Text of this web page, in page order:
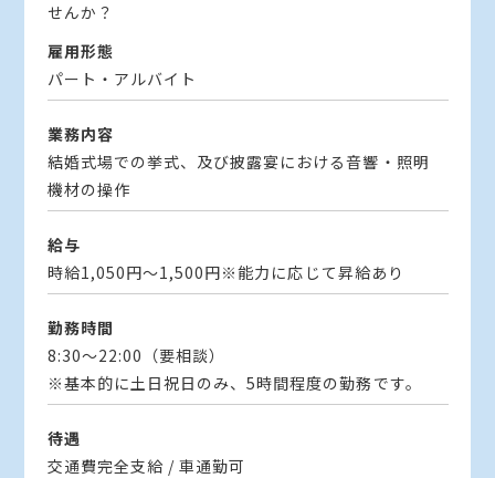
せんか？
雇用形態
パート・アルバイト
業務内容
結婚式場での挙式、及び披露宴における音響・照明
機材の操作
給与
時給1,050円～1,500円※能力に応じて昇給あり
勤務時間
8:30～22:00（要相談）
※基本的に土日祝日のみ、5時間程度の勤務です。
待遇
交通費完全支給 / 車通勤可